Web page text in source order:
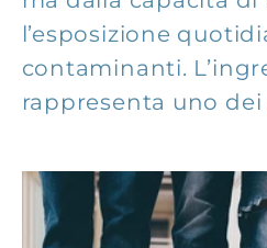
l’esposizione
contaminanti.
rappresenta uno